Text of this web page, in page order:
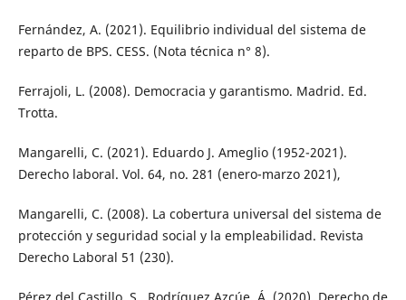
Fernández, A. (2021). Equilibrio individual del sistema de
reparto de BPS. CESS. (Nota técnica n° 8).
Ferrajoli, L. (2008). Democracia y garantismo. Madrid. Ed.
Trotta.
Mangarelli, C. (2021). Eduardo J. Ameglio (1952-2021).
Derecho laboral. Vol. 64, no. 281 (enero-marzo 2021),
Mangarelli, C. (2008). La cobertura universal del sistema de
protección y seguridad social y la empleabilidad. Revista
Derecho Laboral 51 (230).